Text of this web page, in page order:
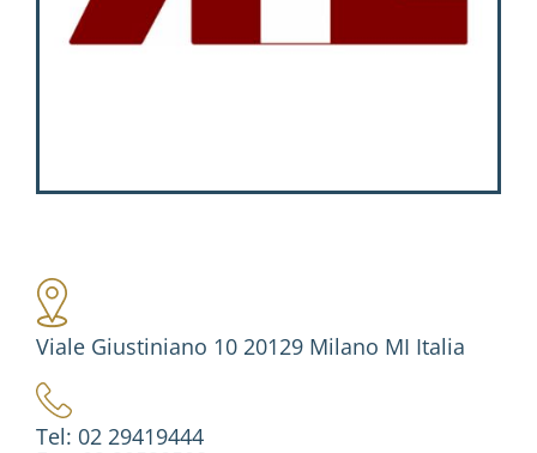
Viale Giustiniano 10 20129 Milano MI Italia
Tel: 02 29419444